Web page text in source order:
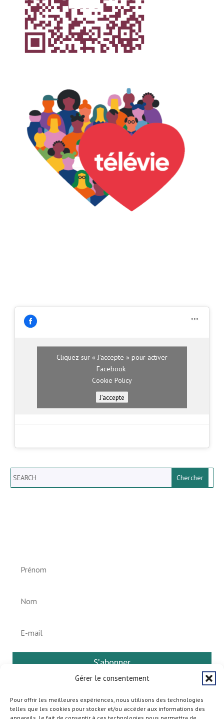
Gérer le consentement
Pour offrir les meilleures expériences, nous utilisons des technologies
telles que les cookies pour stocker et/ou accéder aux informations des
Cliquez sur « J’accepte » pour activer
Facebook
Cookie Policy
J’accepte
Search
S'abonner